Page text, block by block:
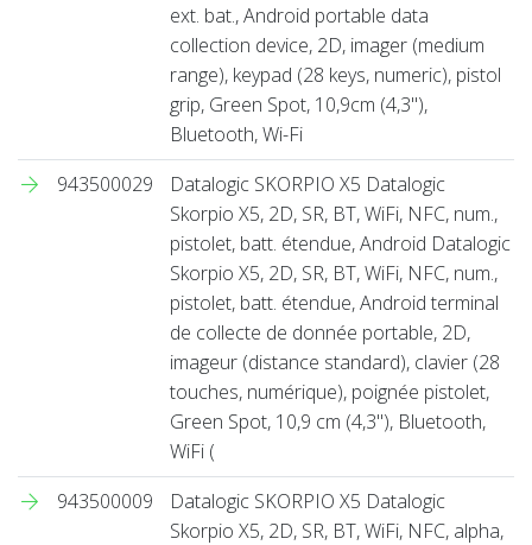
ext. bat., Android portable data
collection device, 2D, imager (medium
range), keypad (28 keys, numeric), pistol
grip, Green Spot, 10,9cm (4,3''),
Bluetooth, Wi-Fi
943500029
Datalogic SKORPIO X5 Datalogic
Skorpio X5, 2D, SR, BT, WiFi, NFC, num.,
pistolet, batt. étendue, Android Datalogic
Skorpio X5, 2D, SR, BT, WiFi, NFC, num.,
pistolet, batt. étendue, Android terminal
de collecte de donnée portable, 2D,
imageur (distance standard), clavier (28
touches, numérique), poignée pistolet,
Green Spot, 10,9 cm (4,3''), Bluetooth,
WiFi (
943500009
Datalogic SKORPIO X5 Datalogic
Skorpio X5, 2D, SR, BT, WiFi, NFC, alpha,